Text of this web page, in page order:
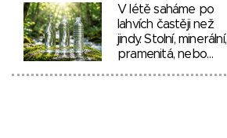
V létě saháme po
lahvích častěji než
jindy. Stolní, minerální,
pramenitá, nebo…